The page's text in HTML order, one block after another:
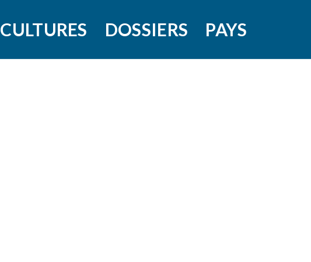
CULTURES DOSSIERS PAYS